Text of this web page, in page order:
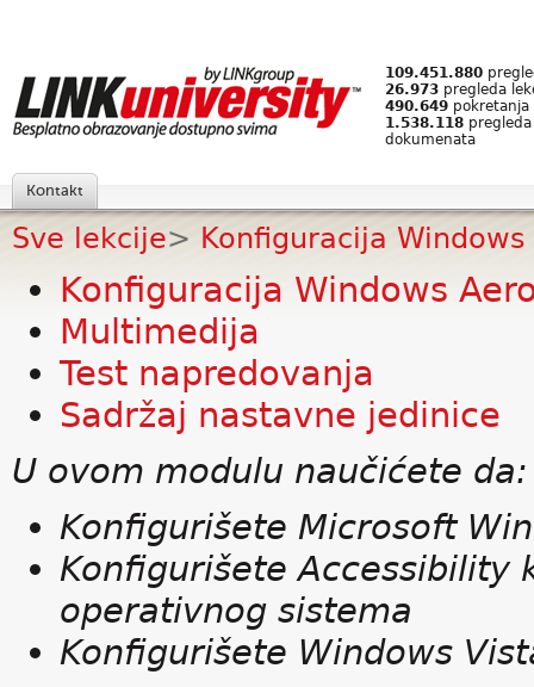
109.451.880
26.973 pregleda
490.649 pokretanja
1.538.118
dokumenata
Kontakt
Sve lekcije> Konfiguracija
Konfiguracija Windows
Multimedija
Test napredovanja
Sadržaj nastavne jedinice
U ovom modulu naučićete da:
Konfigurišete Microsoft
Konfigurišete Accessibility
operativnog sistema
Konfigurišete Windows